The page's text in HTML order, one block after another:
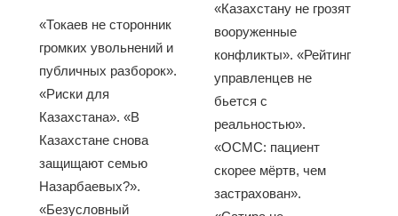
«Токаев не сторонник
громких увольнений и
публичных разборок».
«Риски для
Казахстана». «В
Казахстане снова
защищают семью
Назарбаевых?».
«Безусловный
«Казахстану не грозят
вооруженные
конфликты». «Рейтинг
управленцев не
бьется с
реальностью».
«ОСМС: пациент
скорее мёртв, чем
застрахован».